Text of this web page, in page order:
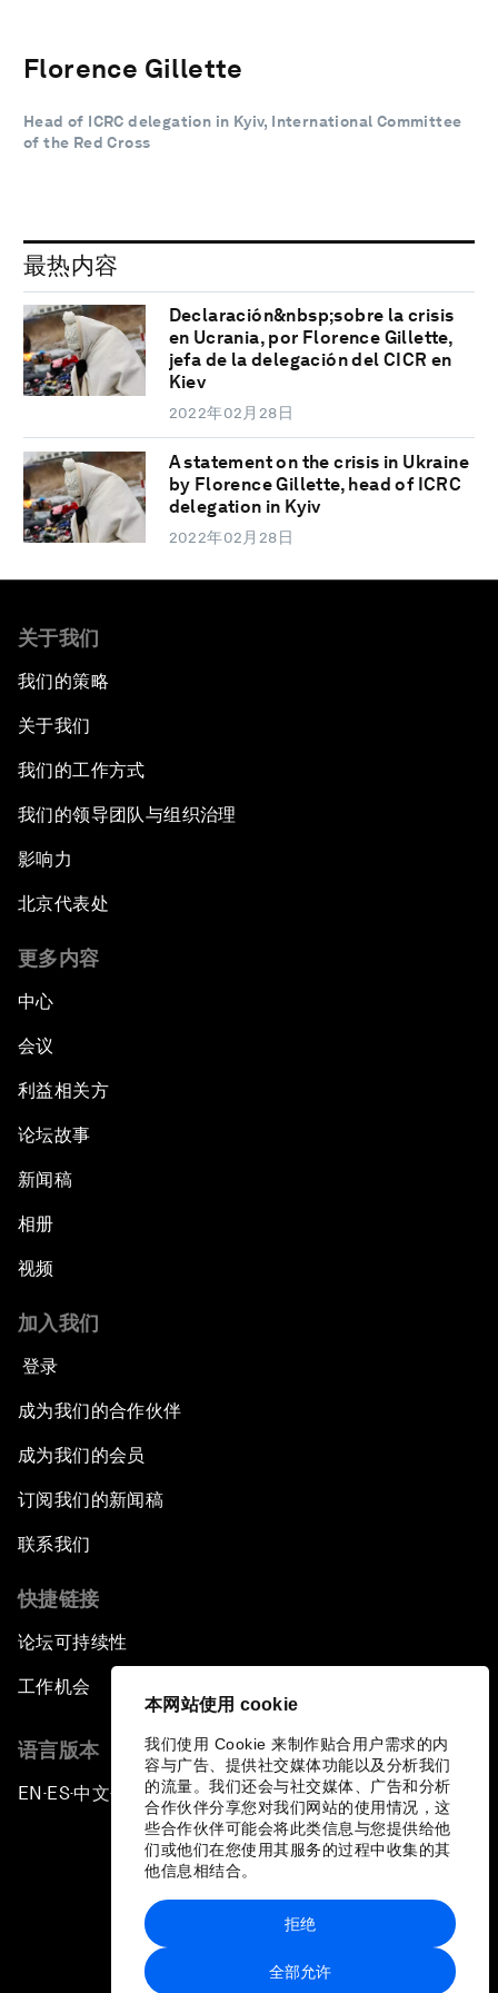
本网站使用 cookie
我们使用 Cookie 来制作贴合用户需求的内
容与广告、提供社交媒体功能以及分析我们
的流量。我们还会与社交媒体、广告和分析
合作伙伴分享您对我们网站的使用情况，这
些合作伙伴可能会将此类信息与您提供给他
们或他们在您使用其服务的过程中收集的其
他信息相结合。
全部允许
拒绝
Florence Gillette
Head of ICRC delegation in Kyiv, International Committee
of the Red Cross
最热内容
Declaración&nbsp;sobre la crisis
en Ucrania, por Florence Gillette,
jefa de la delegación del CICR en
Kiev
2022年02月28日
A statement on the crisis in Ukraine
by Florence Gillette, head of ICRC
delegation in Kyiv
2022年02月28日
关于我们
我们的策略
关于我们
我们的工作方式
我们的领导团队与组织治理
影响力
北京代表处
更多内容
中心
会议
利益相关方
论坛故事
新闻稿
相册
视频
加入我们
登录
成为我们的合作伙伴
成为我们的会员
订阅我们的新闻稿
联系我们
快捷链接
论坛可持续性
工作机会
语言版本
EN ▪ ES▪中文▪ 日本語
站点地图